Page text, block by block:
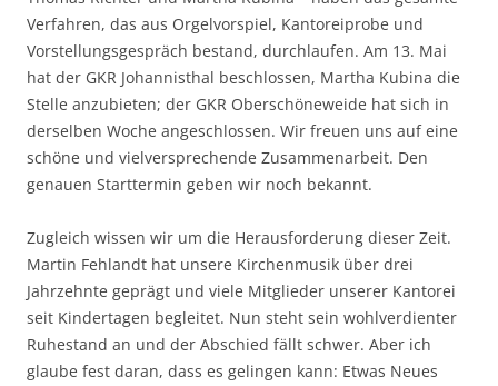
Verfahren, das aus Orgelvorspiel, Kantoreiprobe und
Vorstellungsgespräch bestand, durchlaufen. Am 13. Mai
hat der GKR Johannisthal beschlossen, Martha Kubina die
Stelle anzubieten; der GKR Oberschöneweide hat sich in
derselben Woche angeschlossen. Wir freuen uns auf eine
schöne und vielversprechende Zusammenarbeit. Den
genauen Starttermin geben wir noch bekannt.
Zugleich wissen wir um die Herausforderung dieser Zeit.
Martin Fehlandt hat unsere Kirchenmusik über drei
Jahrzehnte geprägt und viele Mitglieder unserer Kantorei
seit Kindertagen begleitet. Nun steht sein wohlverdienter
Ruhestand an und der Abschied fällt schwer. Aber ich
glaube fest daran, dass es gelingen kann: Etwas Neues